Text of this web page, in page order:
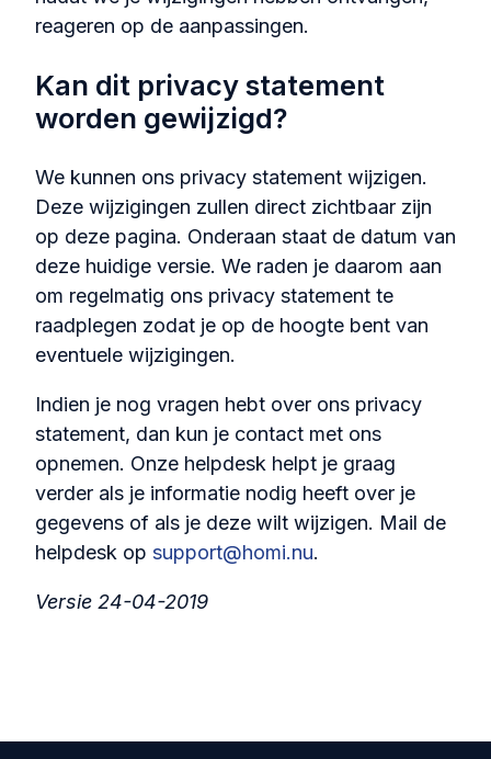
reageren op de aanpassingen.
Kan dit privacy statement
worden gewijzigd?
We kunnen ons privacy statement wijzigen.
Deze wijzigingen zullen direct zichtbaar zijn
op deze pagina. Onderaan staat de datum van
deze huidige versie. We raden je daarom aan
om regelmatig ons privacy statement te
raadplegen zodat je op de hoogte bent van
eventuele wijzigingen.
Indien je nog vragen hebt over ons privacy
statement, dan kun je contact met ons
opnemen. Onze helpdesk helpt je graag
verder als je informatie nodig heeft over je
gegevens of als je deze wilt wijzigen. Mail de
helpdesk op support@homi.nu.
Versie 24-04-2019